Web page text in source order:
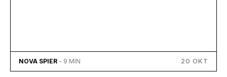
NOVA SPIER - 9 MIN 20 OKT